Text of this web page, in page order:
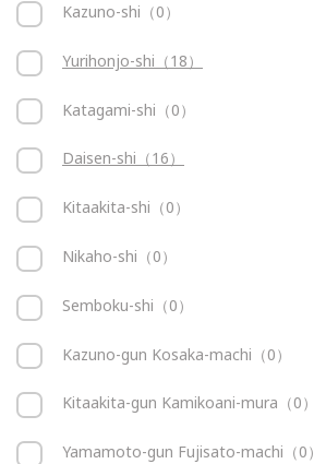
Kazuno-shi（0）
Yurihonjo-shi（18）
Katagami-shi（0）
Daisen-shi（16）
Kitaakita-shi（0）
Nikaho-shi（0）
Semboku-shi（0）
Kazuno-gun Kosaka-machi（0）
Kitaakita-gun Kamikoani-mura（0）
Yamamoto-gun Fujisato-machi（0）